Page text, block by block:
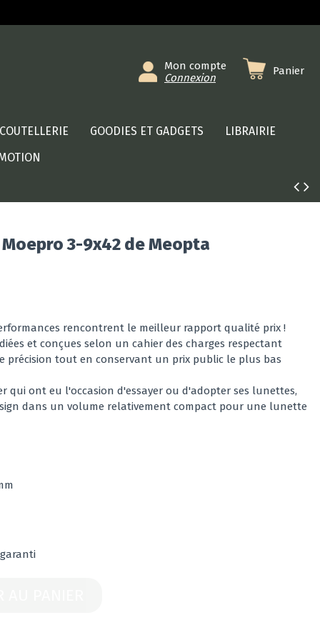
Mon compte
Connexion
Panier
COUTELLERIE GOODIES ET GADGETS
LIBRAIRIE
3-9x42 de Meopta
rencontrent le meilleur rapport qualité prix !
et conçues selon un cahier des charges respectant
précision tout en conservant un prix public le plus bas
qui ont eu l'occasion d'essayer ou d'adopter ses lunettes,
dans un volume relativement compact pour une lunette